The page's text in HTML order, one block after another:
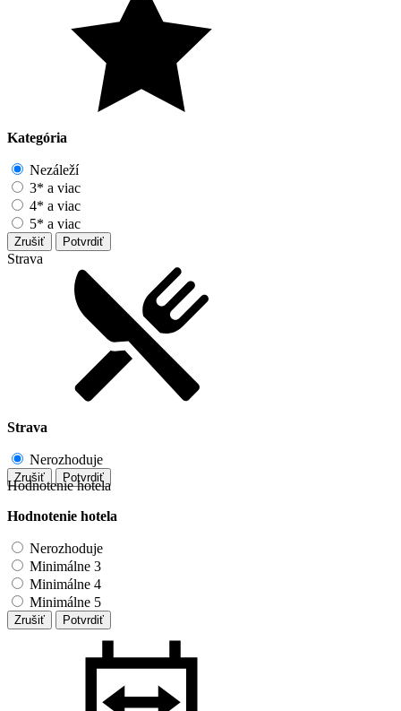
Kategória
Nezáleží
3* a viac
4* a viac
5* a viac
Zrušiť Potvrdiť
Strava
Strava
Nerozhoduje
Zrušiť Potvrdiť
Hodnotenie hotela
Hodnotenie hotela
Nerozhoduje
Minimálne 3
Minimálne 4
Minimálne 5
Zrušiť Potvrdiť